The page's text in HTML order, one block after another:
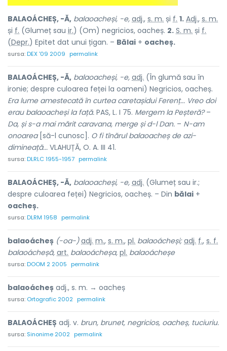
BALAOÁCHEȘ, -Ă, balaoacheși, -e, adj., s. m. și f. 1. Adj., s. m.
și f. (Glumeț sau ir.) (Om) negricios, oacheș. 2. S. m. și f.
(Depr.) Epitet dat unui țigan. – Bălai + oacheș.
sursa:DEX '09 2009 permalink
BALAOÁCHEȘ, -Ă, balaoacheși, -e, adj. (În glumă sau în
ironie; despre culoarea feței la oameni) Negricios, oacheș.
Era lume amestecată în curtea caretașidui Ferenț... Vreo doi
erau balaoacheși la față. PAS, L. I 75. Mergem la Peșteră?–
Da, și s-a mai mărit caravana, merge și d-l Dan. – N-am
onoarea[să-l cunosc]. O fi tînărul balaoacheș de azi-
dimineață... VLAHUȚĂ, O. A. III 41.
sursa:DLRLC 1955-1957 permalink
BALAOÁCHEȘ, -Ă, balaoacheși, -e, adj. (Glumeț sau ir.;
despre culoarea feței) Negricios, oacheș. – Din bălai +
oacheș.
sursa:DLRM 1958 permalink
balaoácheș (-oa-) adj. m., s. m., pl. balaoácheși; adj. f., s. f.
balaoácheșă, art. balaoácheșa, pl. balaoácheșe
sursa:DOOM 2 2005 permalink
balaoácheș adj., s. m. → oacheș
sursa: Ortografic 2002 permalink
BALAOÁCHEȘ adj. v. brun, brunet, negricios, oacheș, tuciuriu.
sursa: Sinonime 2002 permalink